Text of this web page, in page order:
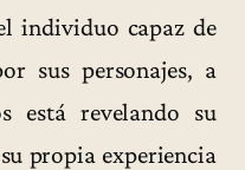
individuo capaz de
sus personajes, a
está revelando su
propia experiencia